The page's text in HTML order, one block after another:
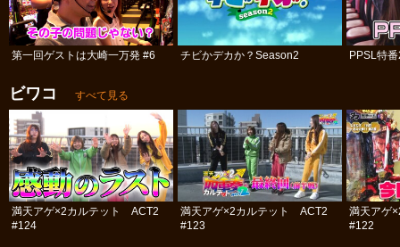
第一回ゲストは大崎一万発 #6 チビかデカか？Season2 PPSL特
ビワコ すべて見る
満天アゲ×2カルテット ACT2
#124
満天アゲ×2カルテット ACT2
#123
満天アゲ
#122